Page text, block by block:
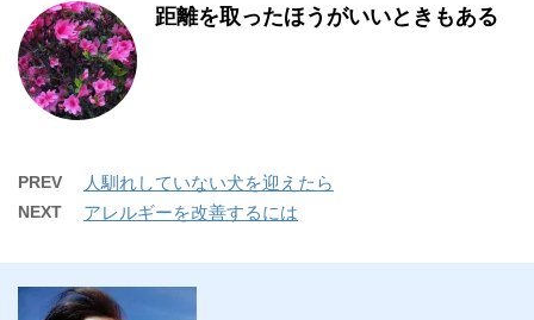
距離を取ったほうがいいときもある
PREV 人馴れしていない犬を迎えたら
NEXT アレルギーを改善するには